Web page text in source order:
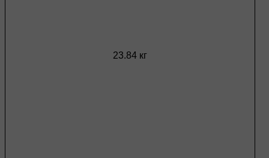
23.84 кг